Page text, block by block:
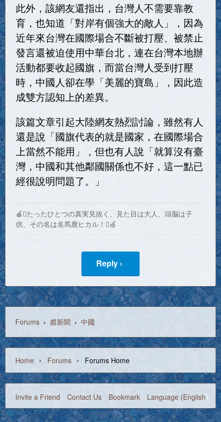
此外，該網友還指出，台灣人不需要靠教
育，也知道「對岸有個強大的敵人」，因為
近年來台灣在國際場合不斷被打壓、被禁止
發言還被迫使用中華台北，連在台灣本地辦
活動都要收起國旗，而當台灣人受到打壓
時，中國人卻在學「美麗的寶島」，因此造
成雙方認知上的差異。
該篇文章引起大陸網友熱烈討論，雖然有人
還是說「國旗代表的就是國家，在國際場合
上當然不能用」，但也有人說「就算沒有臺
灣，中國和其他鄰國關係也不好，這一點已
經很說明問題了。」
🍎たったひとつの真実見抜く、見た目は大人、頭脳は子
供、その名は名馬鹿ヒカル！🍏
Reply ›
Forums › 📰新聞 › 中國
Home › Forums › Forums Home
Invite a Friend Contact Us Bookmark Language (English)